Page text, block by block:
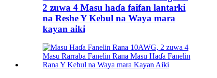
2 zuwa 4 Masu haɗa faifan lantarki
na Reshe Y Kebul na Waya mara
kayan aiki